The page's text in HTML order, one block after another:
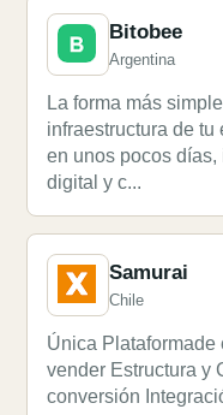
Bitobee
Argentina
La forma más
infraestructura de
en unos pocos
digital y c...
Samurai
Chile
Única Plataformade
vender Estructura y
conversión